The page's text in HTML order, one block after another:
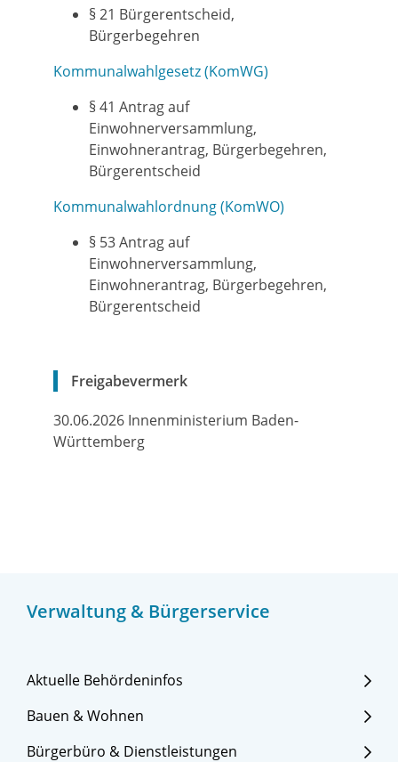
Verwaltung & Bürgerservice
Aktuelle Behördeninfos
Bauen & Wohnen
Bürgerbüro & Dienstleistungen
§ 21 Bürgerentscheid,
Bürgerbegehren
Kommunalwahlgesetz (KomWG)
§ 41 Antrag auf
Einwohnerversammlung,
Einwohnerantrag, Bürgerbegehren,
Bürgerentscheid
Kommunalwahlordnung (KomWO)
§ 53 Antrag auf
Einwohnerversammlung,
Einwohnerantrag, Bürgerbegehren,
Bürgerentscheid
Freigabevermerk
30.06.2026 Innenministerium Baden-
Württemberg